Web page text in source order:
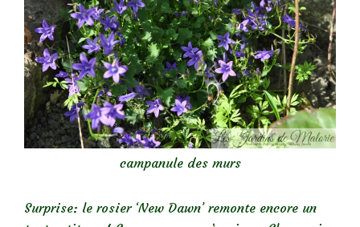
campanule des murs
Surprise: le rosier ‘New Dawn’ remonte encore un